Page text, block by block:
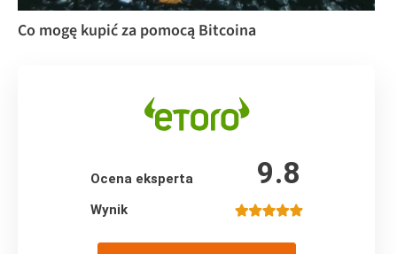
Co mogę kupić za pomocą Bitcoina
Ocena eksperta 9.8
Wynik